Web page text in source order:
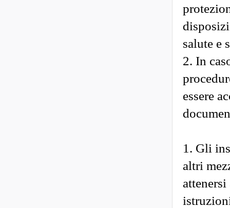
salute e
2. In
essere
1. Gli
altri